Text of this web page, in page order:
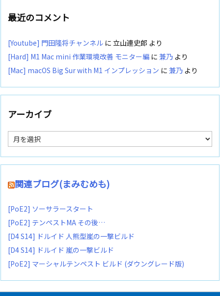
最近のコメント
[Youtube] 門田隆将チャンネル に 立山連史郎 より
[Hard] M1 Mac mini 作業環境改善 モニター編 に 兼乃 より
[Mac] macOS Big Sur with M1 インプレッション に 兼乃 より
アーカイブ
ア
ー
カ
イ
関連ブログ(まみむめも)
[PoE2] ソーサラースタート
[PoE2] テンペストMA その後…
[D4 S14] ドルイド 人熊型嵐の一撃ビルド
[D4 S14] ドルイド 嵐の一撃ビルド
[PoE2] マーシャルテンペスト ビルド (ダウングレード版)